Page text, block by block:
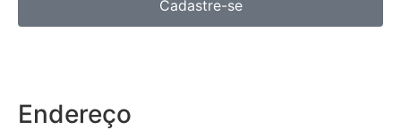
Cadastre-se
Endereço